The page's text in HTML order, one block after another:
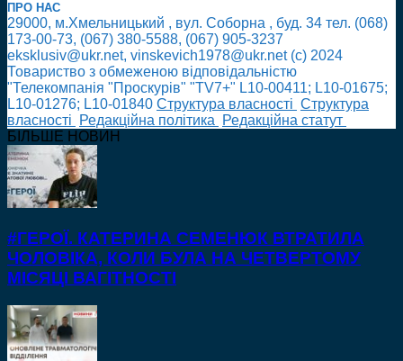
ПРО НАС
29000, м.Хмельницький , вул. Соборна , буд. 34 тел. (068)
173-00-73, (067) 380-5588, (067) 905-3237
eksklusiv@ukr.net, vinskevich1978@ukr.net (с) 2024
Товариство з обмеженою відповідальністю
"Телекомпанія "Проскурів" "TV7+" L10-00411; L10-01675;
L10-01276; L10-01840 Cтруктура власності Cтруктура
власності
Редакційна політика
Редакційна статут
БІЛЬШЕ НОВИН
#ГЕРОЇ. КАТЕРИНА СЕМЕНЮК ВТРАТИЛА
ЧОЛОВІКА, КОЛИ БУЛА НА ЧЕТВЕРТОМУ
МІСЯЦІ ВАГІТНОСТІ